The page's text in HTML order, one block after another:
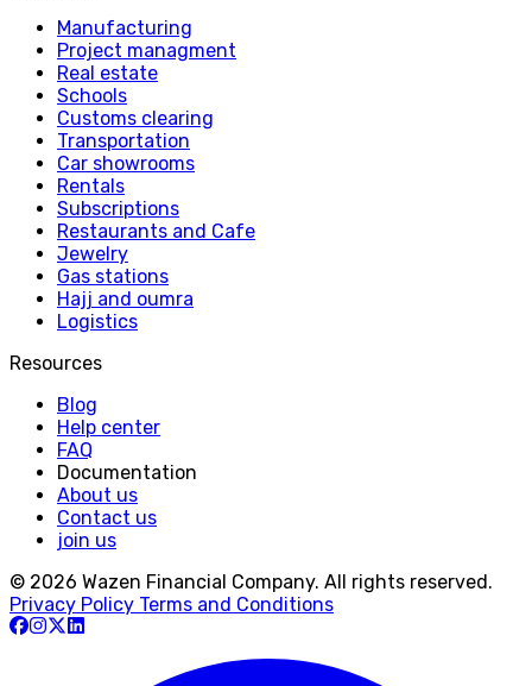
Manufacturing
Project managment
Real estate
Schools
Customs clearing
Transportation
Car showrooms
Rentals
Subscriptions
Restaurants and Cafe
Jewelry
Gas stations
Hajj and oumra
Logistics
Resources
Blog
Help center
FAQ
Documentation
About us
Contact us
join us
© 2026 Wazen Financial Company. All rights reserved.
Privacy Policy Terms and Conditions